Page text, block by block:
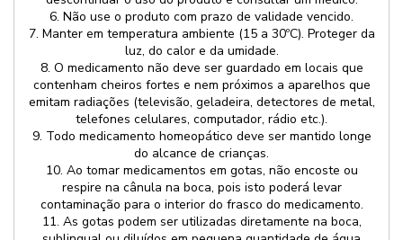
6. Não use o produto com prazo de validade vencido.
7. Manter em temperatura ambiente (15 a 30ºC). Proteger da
luz, do calor e da umidade.
8. O medicamento não deve ser guardado em locais que
contenham cheiros fortes e nem próximos a aparelhos que
emitam radiações (televisão, geladeira, detectores de metal,
telefones celulares, computador, rádio etc.).
9. Todo medicamento homeopático deve ser mantido longe
do alcance de crianças.
10. Ao tomar medicamentos em gotas, não encoste ou
respire na cânula na boca, pois isto poderá levar
contaminação para o interior do frasco do medicamento.
11. As gotas podem ser utilizadas diretamente na boca,